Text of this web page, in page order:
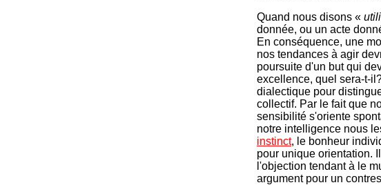
Quand nous disons «
donnée, ou un acte
En conséquence, une
nos tendances à agir
poursuite d'un but qui
excellence, quel sera-t-
dialectique pour
collectif. Par le fait que
sensibilité s'oriente
notre intelligence nous
instinct, le bonheur
pour unique orientation.
l'objection tendant à le
argument pour un